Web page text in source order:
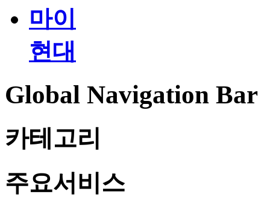
마이
현대
Global Navigation Bar
카테고리
주요서비스